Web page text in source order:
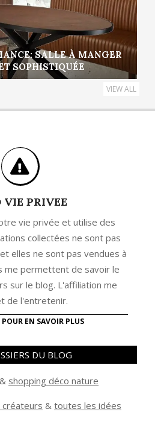
SALLE À MANGER
SOPHISTIQUÉE
VIEW ALL
VIE PRIVEE
vie privée et utilise des
collectées ne sont pas
elles ne sont pas vendues à
me permettent de savoir le
sur le blog. L'affiliation me
de l'entretenir.
EN SAVOIR PLUS
DU BLOG
& shopping déco nature
créateurs & toutes les idées